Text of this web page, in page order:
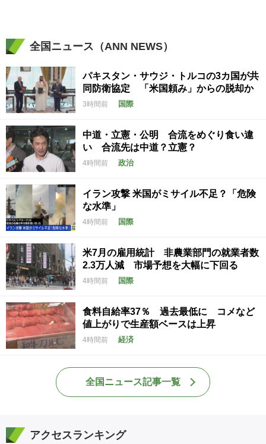
全国ニュース（ANN NEWS）
パキスタン・サウジ・トルコの3カ国が共
同防衛協定 「米国頼み」からの脱却か
3時間前 国際
中道・立憲・公明 合流をめぐり食い違
い 合流先は中道？立憲？
4時間前 政治
イラン攻撃 米国がミサイル不足？「危険
な水準」
4時間前 国際
米7月の雇用統計 非農業部門の就業者数
2.3万人減 市場予想を大幅に下回る
4時間前 国際
食料自給率37％ 過去最低に コメなど
値上がりで生産額ベースは上昇
4時間前 経済
全国ニュース記事一覧
アクセスランキング